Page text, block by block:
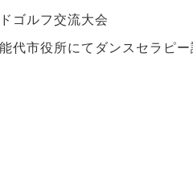
ゴルフ交流大会
代市役所にてダンスセラピ